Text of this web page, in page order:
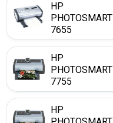
HP
PHOTOSMART
7655
HP
PHOTOSMART
7755
HP